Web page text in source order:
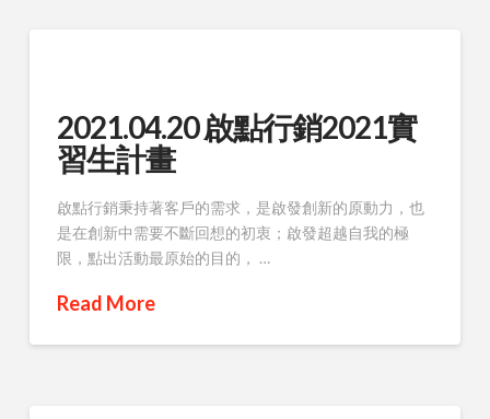
2021.04.20 啟點行銷2021實
習生計畫
啟點行銷秉持著客戶的需求，是啟發創新的原動力，也
是在創新中需要不斷回想的初衷；啟發超越自我的極
限，點出活動最原始的目的， …
Read More